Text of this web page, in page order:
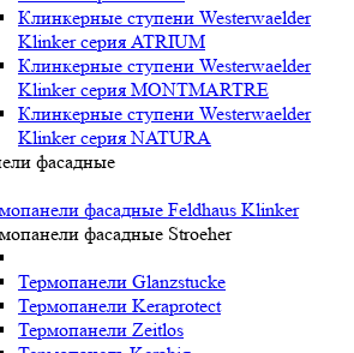
Клинкерные ступени Westerwaelder
Klinker серия ATRIUM
Клинкерные ступени Westerwaelder
Klinker серия MONTMARTRE
Клинкерные ступени Westerwaelder
Klinker серия NATURA
фасадные
фасадные Feldhaus Klinker
фасадные Stroeher
Термопанели Glanzstucke
Термопанели Keraprotect
Термопанели Zeitlos